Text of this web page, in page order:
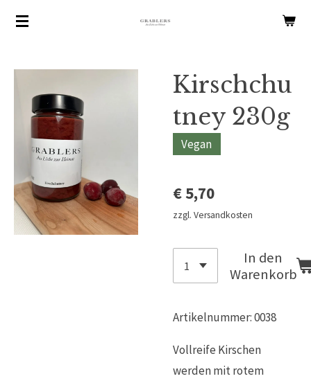
Zum
Kirschchu
tney 230g
Vegan
€ 5,70
zzgl. Versandkosten
In den
Warenkorb
Artikelnummer:0038
Vollreife Kirschen
werden mit rotem